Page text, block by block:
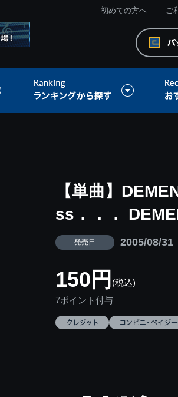
初めての方へ ご
【単曲】
ss．．．
発売日 2005/08/31
150円 (税込)
7ポイント付与